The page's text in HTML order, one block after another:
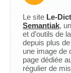
Le site Le-
Semantiak,
et d’outils de
depuis plus
une image de
page dédiée
régulier de